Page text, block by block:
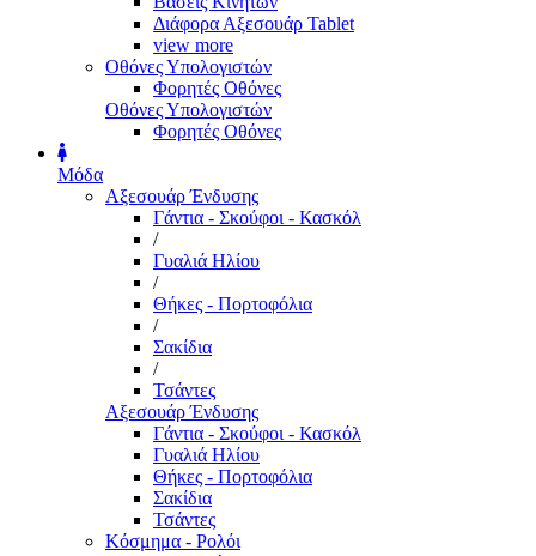
Διάφορα Αξεσουάρ Tablet
view more
Οθόνες Υπολογιστών
Φορητές Οθόνες
Οθόνες Υπολογιστών
Φορητές Οθόνες
Μόδα
Αξεσουάρ Ένδυσης
Γάντια - Σκούφοι - Κασκόλ
/
Γυαλιά Ηλίου
/
Θήκες - Πορτοφόλια
/
Σακίδια
/
Τσάντες
Αξεσουάρ Ένδυσης
Γάντια - Σκούφοι - Κασκόλ
Γυαλιά Ηλίου
Θήκες - Πορτοφόλια
Σακίδια
Τσάντες
Κόσμημα - Ρολόι